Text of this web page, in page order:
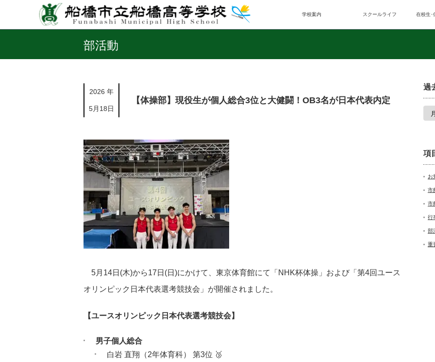
学校案内 スクールライフ 在校生･
部活動
2026 年
5月18日
【体操部】現役生が個人総合3位と大健闘！OB3名が日本代表内定
5月14日(木)から17日(日)にかけて、東京体育館にて「NHK杯体操」および「第4回ユース
オリンピック日本代表選考競技会」が開催されました。
【ユースオリンピック日本代表選考競技会】
男子個人総合
白岩 直翔（2年体育科） 第3位 🥉
過
項
お
市
市
行
部
重